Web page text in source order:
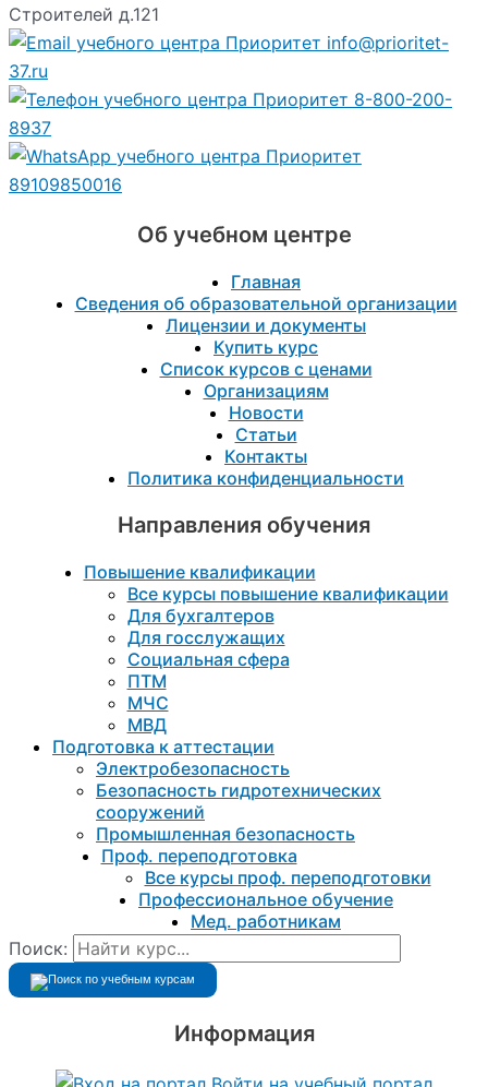
Строителей д.121
info@prioritet-
37.ru
8-800-200-
8937
89109850016
Об учебном центре
Главная
Сведения об образовательной организации
Лицензии и документы
Купить курс
Список курсов с ценами
Организациям
Новости
Статьи
Контакты
Политика конфиденциальности
Направления обучения
Повышение квалификации
Все курсы повышение квалификации
Для бухгалтеров
Для госслужащих
Социальная сфера
ПТМ
МЧС
МВД
Подготовка к aттестации
Электробезопасность
Безопасность гидротехнических
сооружений
Промышленная безопасность
Проф. переподготовка
Все курсы проф. переподготовки
Профессиональное обучение
Мед. работникам
Поиск:
Информация